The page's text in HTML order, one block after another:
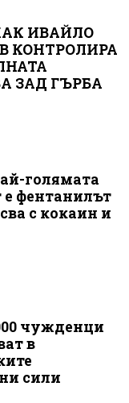
ИВАЙЛО
КОНТРОЛИРА
ЗАД ГЪРБА
голямата
е фентанилът
с кокаин и
чужденци
в
сили